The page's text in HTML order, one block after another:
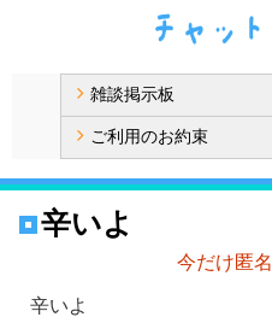
雑談掲示板
ご利用のお約束
辛いよ
今だけ匿名
辛いよ